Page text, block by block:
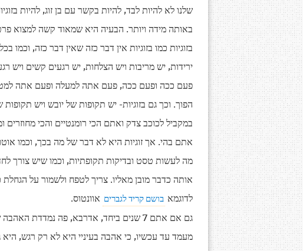
שלנו לא להיות לבד, להיות בקשר עם בן זוג, להיות
באותה מידה ויותר. הבעיה היא שמאוד קשה למצוא
בזוגיות כמו בזוגיות אין דבר כזה שאין דבר כזה, וכמו
ירידות, יש מריבות ויש הצלחות, יש רגעים קשים ויש
פעם ככה ופעם ככה, פעם אתה למעלה ופעם אתה למטה,
הפוך. וכך גם בזוגיות- יש תקופות של יובש ויש
במקביל לכוכב צדק ואתם הכי רומנטיים והכי מחוזרים
אתם בהי. אך זוגיות היא לא דבר של מה בכך, וכמו
מה לעשות טסט ובדיקות תקופתיות, וכמו שיש צורך
אותה כדבר מובן מאליו. צריך לטפח ולשמור על הגחלת
לדוגמא בושם קריד לגברים אוונטוס.
גם אם אתם 7 שנים ביחד, אדרבא, פה נמדדת האהבה שלכם במצב האידיאלי שלה, בהנחה שהחזקתם
מעמד עד עכשיו, כי אהבה בעיניי היא לא רק רגש, היא